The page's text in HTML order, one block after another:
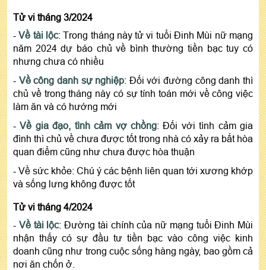
Tử vi tháng 3/2024
-Về tài lộc: Trong tháng này tử vi tuổi Đinh Mùi nữ mạng
năm 2024 dự báo chủ về bình thường tiền bạc tuy có
nhưng chưa có nhiều
- Về công danh sự nghiệp: Đối với đường công danh thì
chủ về trong tháng này có sự tính toán mới về công việc
làm ăn và có hướng mới
-Về gia đạo, tình cảm vợ chồng: Đối với tình cảm gia
đình thì chủ về chưa được tốt trong nhà có xảy ra bất hòa
quan điểm cũng như chưa được hòa thuận
- Về sức khỏe: Chú ý các bệnh liên quan tới xương khớp
và sống lưng không được tốt
Tử vi tháng 4/2024
- Về tài lộc: Đường tài chính của nữ mạng tuổi Đinh Mùi
nhận thấy có sự đầu tư tiền bạc vào công việc kinh
doanh cũng như trong cuộc sống hàng ngày, bao gồm cả
nơi ăn chốn ở.